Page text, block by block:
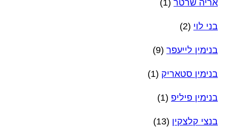
אריה שרטר (1)
בני לוי (2)
בנימין לייעפר (9)
בנימין סטאריק (1)
בנימין פיליפ (1)
בנצי קלצקין (13)